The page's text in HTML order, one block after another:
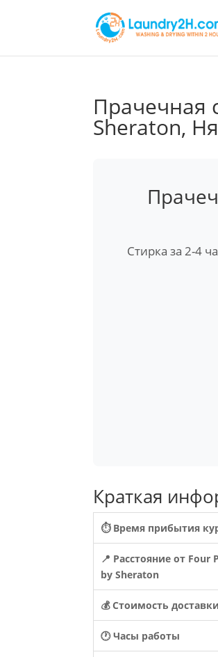
Прачечная
Sheraton,
Стирка за 2-4
Краткая
⏱ Время прибытия
📍 Расстояние от Four
by Sheraton
💰 Стоимость доставки
🕐 Часы работы